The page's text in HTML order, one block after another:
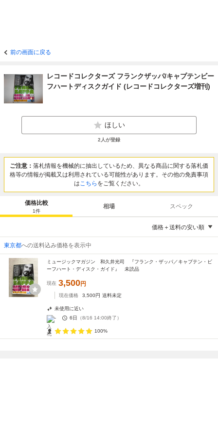
前の画面に戻る
レコードコレクターズ フランクザッパ/キャプテンビー
フハートディスクガイド (レコードコレクターズ増刊)
ほしい
2 人が登録
ご注意： 落札情報を機械的に抽出しているため、異なる商品に関する落札価
格等の情報が掲載又は利用されている可能性があります。その他の免責事項
はこちら をご覧ください。
価格比較
1件
相場 スペック
価格＋送料の安い順
東京都への送料込み価格を表示中
ミュージックマガジン 和久井光司 『フランク・ザッパ／キャプテン・ビ
ーフハート・ディスク・ガイド』 未読品
現在 3,500円
現在価格 3,500円 送料未定
未使用に近い
-
6日 （8/16 14:00終了）
100%